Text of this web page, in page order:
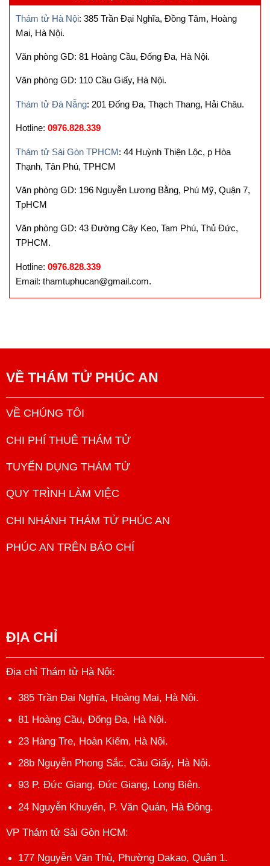
Thám tử Hà Nội: 385 Trần Đại Nghĩa, Đồng Tâm, Hoàng
Mai, Hà Nội.
Văn phòng GD: 81 Hoàng Cầu, Đống Đa, Hà Nội.
Văn phòng GD: 110 Cầu Giấy, Hà Nội.
Thám tử Đà Nẵng: 201 Đống Đa, Thạch Thang, Hải Châu.
Hotline: 0976.828.339
Thám tử Sài Gòn TPHCM: 44 Huỳnh Thiện Lộc, p Hòa
Thạnh, Tân Phú, TPHCM
Văn phòng GD: 196 Nguyễn Lương Bằng, Phú Mỹ, Quận 7,
TpHCM
Văn phòng GD: 43 Đường Cây Keo, Tam Phú, Thủ Đức,
TPHCM.
Hotline: 0976.828.339
Email: thamtuphucan@gmail.com.
VỀ THÁM TỬ PHÚC AN
VỀ CHÚNG TÔI
CHI PHÍ THUÊ THÁM TỬ
TUYỂN DỤNG THÁM TỬ
QUY TRÌNH LÀM VIỆC
CHI NHÁNH THÁM TỬ PHÚC AN
PHÚC AN TRÊN BÁO CHÍ
ĐỊA CHỈ
Địa chỉ Thám tử Hà Nội:
385 Trần Đại Nghĩa, Hoàng Mai, Hà Nội.
81 Hoàng Cầu, Đống Đa, Hà Nội.
23 Hàng Tre, Hoàn Kiếm, Hà Nội.
28b Nguyễn Phong Sắc, Cầu Giấy, Hà Nội.
93 P. Đức Giang, Đức Giang, Long Biên.
24 Nguyễn Khuyến, P. Văn Quán, Hà Đông.
VP Thám tử Sài Gòn HCM:
177 Nguyễn Văn Thủ, Phường Dakao, Quận 1.